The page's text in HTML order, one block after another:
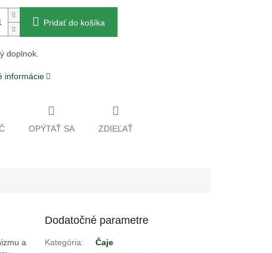
Pridať do košíka
doplnok.
informácie
OPÝTAŤ SA ZDIEĽAŤ
a
Dodatočné parametre
Kategória:
Čaje